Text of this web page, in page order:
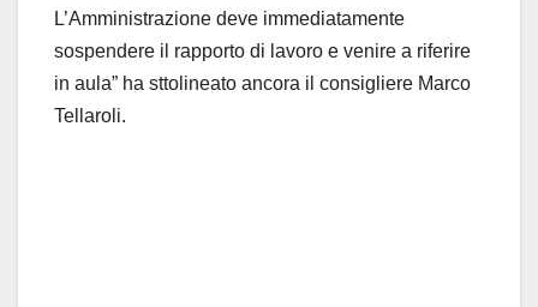
L’Amministrazione deve immediatamente
sospendere il rapporto di lavoro e venire a riferire
in aula” ha sttolineato ancora il consigliere Marco
Tellaroli.